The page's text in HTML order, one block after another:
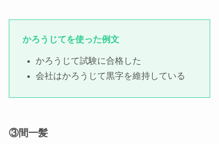
かろうじてを使った例文
かろうじて試験に合格した
会社はかろうじて黒字を維持している
③間一髪